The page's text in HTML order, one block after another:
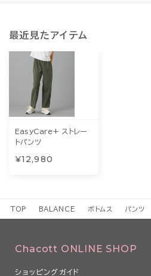
最近見たアイテム
EasyCare+ ストレー
トパンツ
¥12,980
TOP BALANCE ボトムス パンツ
Chacott ONLINE SHOP
ショッピングガイド